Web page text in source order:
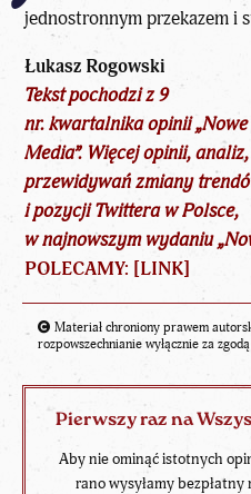
jednostronnym przekazem i
Łukasz Rogowski
Tekst pochodzi z 9
nr. kwartalnika opinii „Nowe
Media”. Więcej opinii, analiz,
przewidywań zmiany
i pozycji Twittera w Polsce,
w najnowszym wydaniu
POLECAMY: [LINK]
Materiał chroniony prawem
rozpowszechnianie wyłącznie za
Pierwszy raz na
Aby nie ominąć istotnych
rano wysyłamy